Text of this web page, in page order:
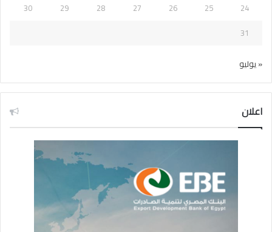
24
25
26
27
28
29
30
31
« يوليو
اعلان